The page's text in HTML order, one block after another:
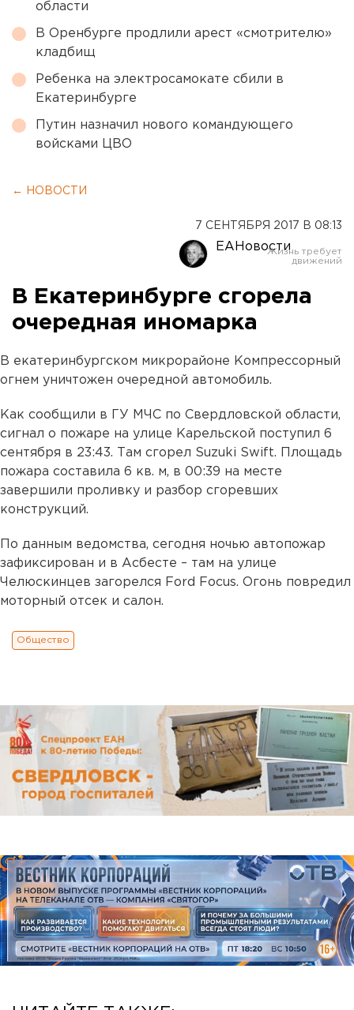
области
В Оренбурге продлили арест «смотрителю»
кладбищ
Ребенка на электросамокате сбили в
Екатеринбурге
Путин назначил нового командующего
войсками ЦВО
← НОВОСТИ
7 СЕНТЯБРЯ 2017 В 08:13
ЕАНовости
В Екатеринбурге сгорела
очередная иномарка
В екатеринбургском микрорайоне Компрессорный
огнем уничтожен очередной автомобиль.
Как сообщили в ГУ МЧС по Свердловской области,
сигнал о пожаре на улице Карельской поступил 6
сентября в 23:43. Там сгорел Suzuki Swift. Площадь
пожара составила 6 кв. м, в 00:39 на месте
завершили проливку и разбор сгоревших
конструкций.
По данным ведомства, сегодня ночью автопожар
зафиксирован и в Асбесте – там на улице
Челюскинцев загорелся Ford Focus. Огонь повредил
моторный отсек и салон.
Общество